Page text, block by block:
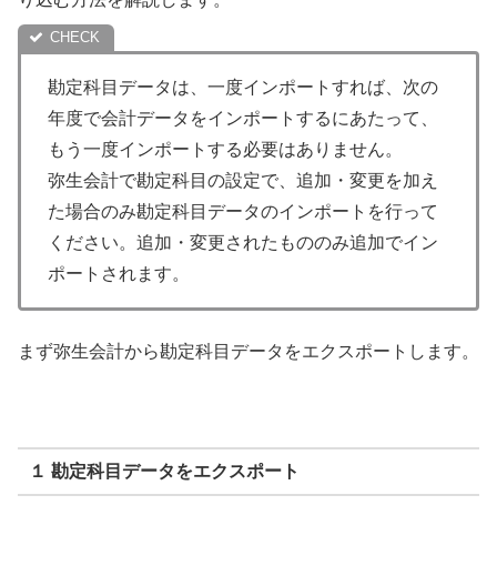
勘定科目データは、一度インポートすれば、次の
年度で会計データをインポートするにあたって、
もう一度インポートする必要はありません。
弥生会計で勘定科目の設定で、追加・変更を加え
た場合のみ勘定科目データのインポートを行って
ください。追加・変更されたもののみ追加でイン
ポートされます。
まず弥生会計から勘定科目データをエクスポートします。
１ 勘定科目データをエクスポート